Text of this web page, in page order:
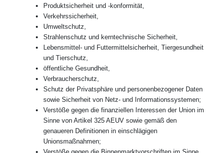
Produktsicherheit und -konformität,
Verkehrssicherheit,
Umweltschutz,
Strahlenschutz und kerntechnische Sicherheit,
Lebensmittel- und Futtermittelsicherheit, Tiergesundheit
und Tierschutz,
öffentliche Gesundheit,
Verbraucherschutz,
Schutz der Privatsphäre und personenbezogener Daten
sowie Sicherheit von Netz- und Informationssystemen;
Verstöße gegen die finanziellen Interessen der Union im
Sinne von Artikel 325 AEUV sowie gemäß den
genaueren Definitionen in einschlägigen
Unionsmaßnahmen;